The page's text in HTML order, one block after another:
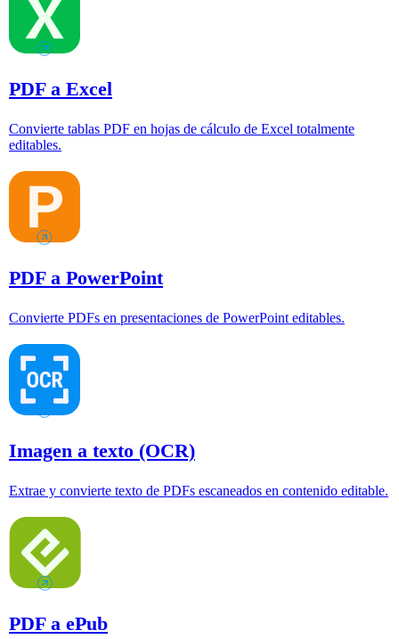
PDF a Excel
Convierte tablas PDF en hojas de cálculo de Excel totalmente
editables.
PDF a PowerPoint
Convierte PDFs en presentaciones de PowerPoint editables.
Imagen a texto (OCR)
Extrae y convierte texto de PDFs escaneados en contenido editable.
PDF a ePub